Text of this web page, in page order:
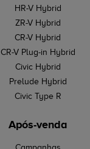
HR-V Hybrid
ZR-V Hybrid
CR-V Hybrid
CR-V Plug-in Hybrid
Civic Hybrid
Prelude Hybrid
Civic Type R
Após-venda